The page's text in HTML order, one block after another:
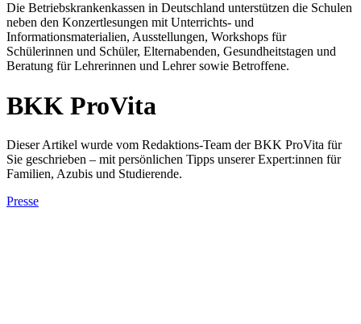
Die Betriebskrankenkassen in Deutschland unterstützen die Schulen
neben den Konzertlesungen mit Unterrichts- und
Informationsmaterialien, Ausstellungen, Workshops für
Schülerinnen und Schüler, Elternabenden, Gesundheitstagen und
Beratung für Lehrerinnen und Lehrer sowie Betroffene.
BKK ProVita
Dieser Artikel wurde vom Redaktions-Team der BKK ProVita für
Sie geschrieben – mit persönlichen Tipps unserer Expert:innen für
Familien, Azubis und Studierende.
Presse